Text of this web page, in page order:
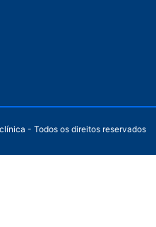
- Todos os direitos reservados